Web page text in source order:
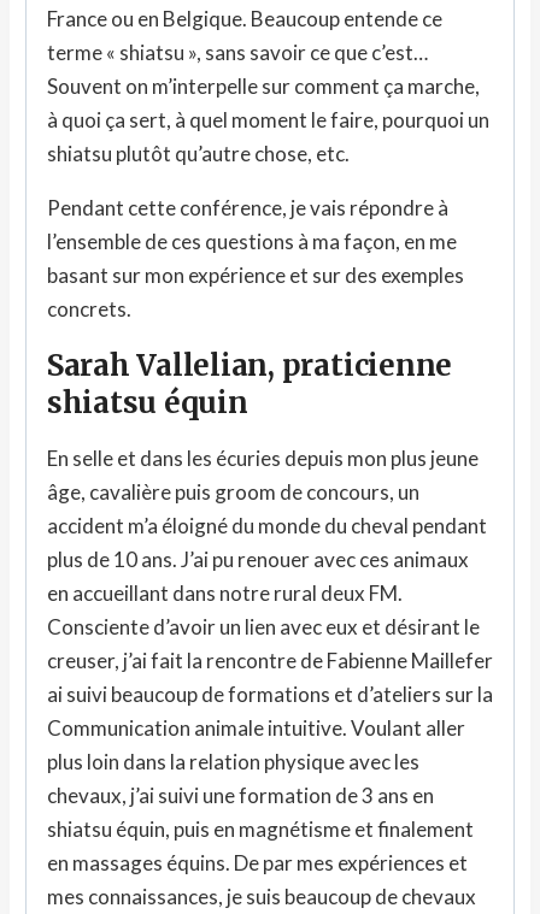
France ou en Belgique. Beaucoup entende ce
terme « shiatsu », sans savoir ce que c’est…
Souvent on m’interpelle sur comment ça marche,
à quoi ça sert, à quel moment le faire, pourquoi un
shiatsu plutôt qu’autre chose, etc.
Pendant cette conférence, je vais répondre à
l’ensemble de ces questions à ma façon, en me
basant sur mon expérience et sur des exemples
concrets.
Sarah Vallelian, praticienne
shiatsu équin
En selle et dans les écuries depuis mon plus jeune
âge, cavalière puis groom de concours, un
accident m’a éloigné du monde du cheval pendant
plus de 10 ans. J’ai pu renouer avec ces animaux
en accueillant dans notre rural deux FM.
Consciente d’avoir un lien avec eux et désirant le
creuser, j’ai fait la rencontre de Fabienne Maillefer
ai suivi beaucoup de formations et d’ateliers sur la
Communication animale intuitive. Voulant aller
plus loin dans la relation physique avec les
chevaux, j’ai suivi une formation de 3 ans en
shiatsu équin, puis en magnétisme et finalement
en massages équins. De par mes expériences et
mes connaissances, je suis beaucoup de chevaux